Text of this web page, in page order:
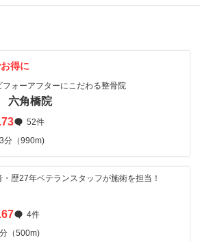
得に
ォーアフターにこだわる整骨院
六角橋院
52件
分（990m)
歴27年ベテランスタッフが施術を担当！
4件
（500m)